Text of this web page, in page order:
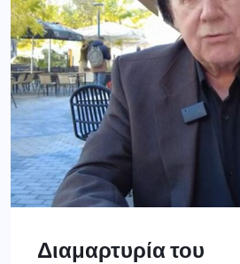
Διαμαρτυρία του